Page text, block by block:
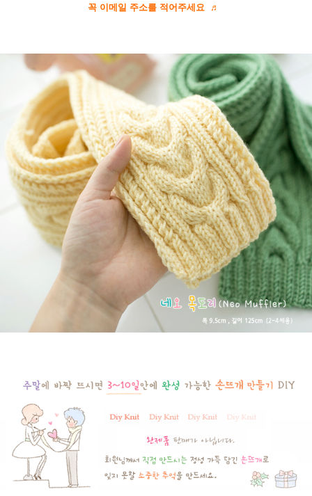
꼭 이메일 주소를 적어주세요 ♬